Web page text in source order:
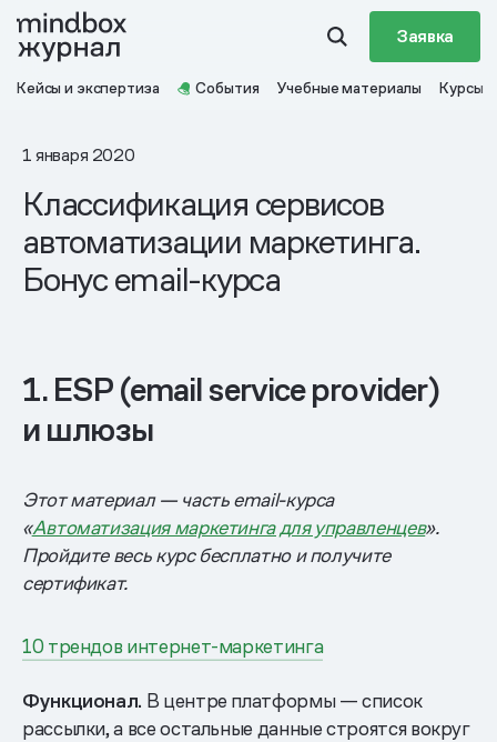
Заявка
Кейсы и экспертиза События Учебные материалы Курсы
1 января 2020
Классификация сервисов
автоматизации маркетинга.
Бонус email-курса
1. ESP (email service provider)
и шлюзы
Этот материал — часть email-курса
«Автоматизация маркетинга для управленцев».
Пройдите весь курс бесплатно и получите
сертификат.
10 трендов интернет-маркетинга
Функционал. В центре платформы — список
рассылки, а все остальные данные строятся вокруг